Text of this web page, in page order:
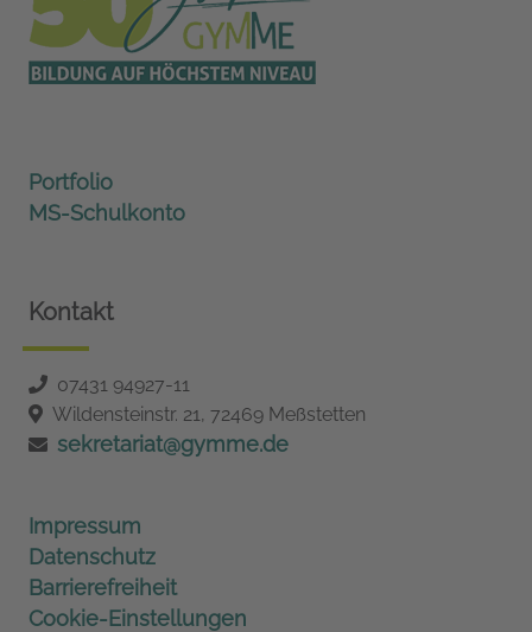
Portfolio
MS-Schulkonto
Kontakt
07431 94927-11
Wildensteinstr. 21, 72469 Meßstetten
sekretariat@gymme.de
Impressum
Datenschutz
Barrierefreiheit
Cookie-Einstellungen